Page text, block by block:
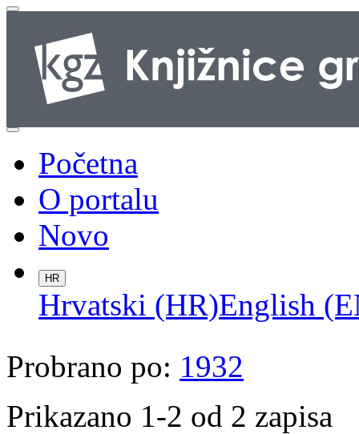
Početna
O portalu
Novo
HR
Hrvatski (HR)English
Probrano po: 1932
Prikazano 1-2 od 2 zapisa